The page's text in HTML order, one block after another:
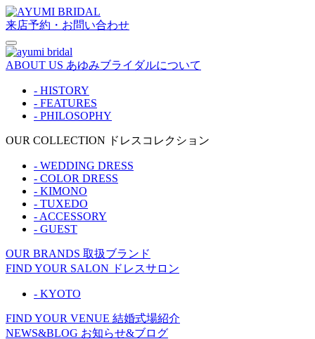
来店予約・お問い合わせ
ABOUT US あゆみブライダルについて
- HISTORY
- FEATURES
- PHILOSOPHY
OUR COLLECTION ドレスコレクション
- WEDDING DRESS
- COLOR DRESS
- KIMONO
- TUXEDO
- ACCESSORY
- GUEST
OUR BRANDS 取扱ブランド
FIND YOUR SALON ドレスサロン
- KYOTO
FIND YOUR VENUE 結婚式場紹介
NEWS&BLOG お知らせ&ブログ